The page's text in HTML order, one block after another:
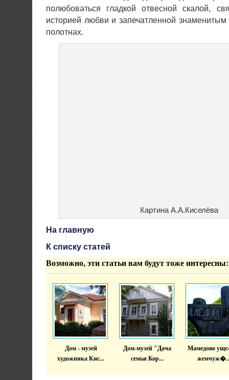
полюбоваться гладкой отвесной скалой,
историей любви и запечатленной
полотнах.
Картина А.А.Киселёва
На главную
К списку статей
Возможно, эти статьи вам будут тоже интересны:
Дом - музей
художника Кис...
Дом-музей "Дача
семьи Кор...
Мамедово